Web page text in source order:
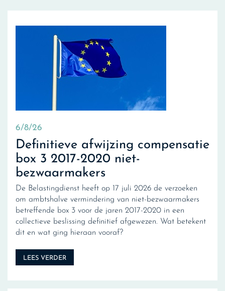
6/8/26
Definitieve afwijzing compensatie
box 3 2017-2020 niet-
bezwaarmakers
De Belastingdienst heeft op 17 juli 2026 de verzoeken
om ambtshalve vermindering van niet-bezwaarmakers
betreffende box 3 voor de jaren 2017-2020 in een
collectieve beslissing definitief afgewezen. Wat betekent
dit en wat ging hieraan vooraf?
LEES VERDER